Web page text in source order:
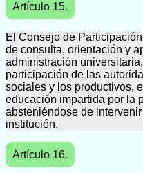
Artículo 15.
El Consejo de
de consulta, orientación y
administración
participación de las
sociales y los productivos,
educación impartida por la
absteniéndose de
institución.
Artículo 16.